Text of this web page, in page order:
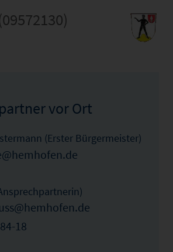
vor Ort
(Erster Bürgermeister)
18